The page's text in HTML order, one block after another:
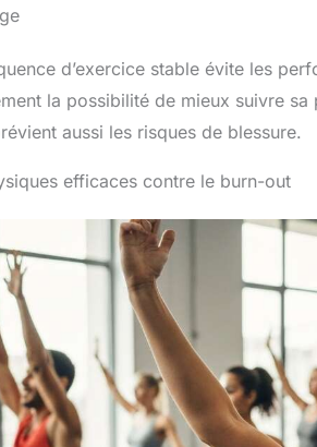
d’exercice stable évite les
la possibilité de mieux suivre
aussi les risques de blessure.
efficaces contre le burn-out